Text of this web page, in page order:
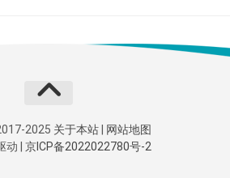
2025 关于本站|
网站地图
动 | 京ICP备2022022780号-2